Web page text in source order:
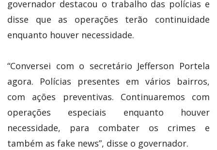
governador destacou o trabalho das polícias e
disse que as operações terão continuidade
enquanto houver necessidade.
“Conversei com o secretário Jefferson Portela
agora. Polícias presentes em vários bairros,
com ações preventivas. Continuaremos com
operações especiais enquanto houver
necessidade, para combater os crimes e
também as fake news”, disse o governador.